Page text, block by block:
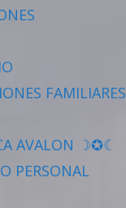
FAMILIARES
AVALON ☽✪☾
PERSONAL